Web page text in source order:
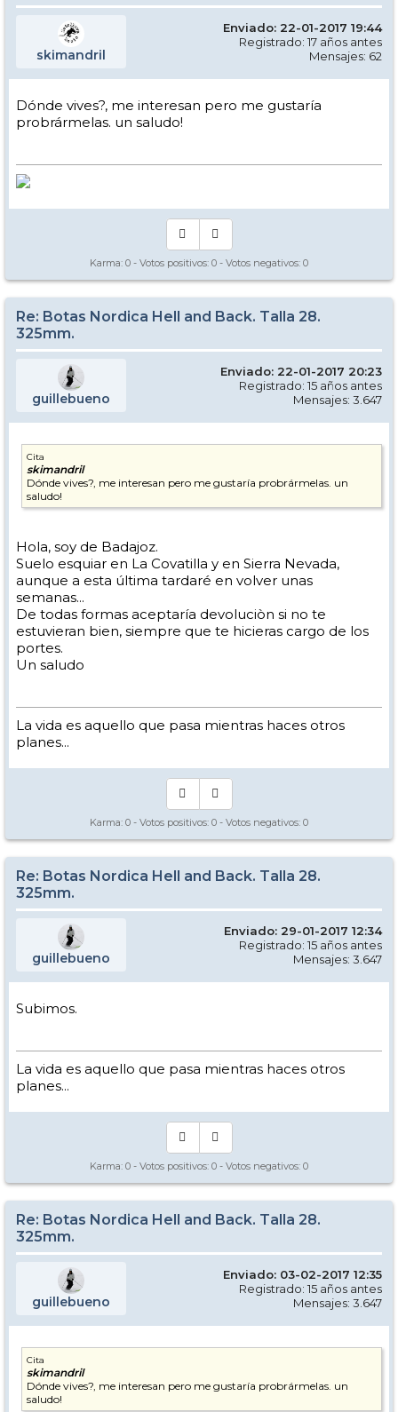
skimandril
Enviado: 22-01-2017 19:44
Registrado: 17 años antes
Mensajes: 62
Dónde vives?, me interesan pero me gustaría
probrármelas. un saludo!
Karma: 0 - Votos positivos: 0 - Votos negativos: 0
Re: Botas Nordica Hell and Back. Talla 28.
325mm.
guillebueno
Enviado: 22-01-2017 20:23
Registrado: 15 años antes
Mensajes: 3.647
Cita
skimandril
Dónde vives?, me interesan pero me gustaría probrármelas. un
saludo!
Hola, soy de Badajoz.
Suelo esquiar en La Covatilla y en Sierra Nevada,
aunque a esta última tardaré en volver unas
semanas...
De todas formas aceptaría devoluciòn si no te
estuvieran bien, siempre que te hicieras cargo de los
portes.
Un saludo
La vida es aquello que pasa mientras haces otros
planes...
Karma: 0 - Votos positivos: 0 - Votos negativos: 0
Re: Botas Nordica Hell and Back. Talla 28.
325mm.
guillebueno
Enviado: 29-01-2017 12:34
Registrado: 15 años antes
Mensajes: 3.647
Subimos.
La vida es aquello que pasa mientras haces otros
planes...
Karma: 0 - Votos positivos: 0 - Votos negativos: 0
Re: Botas Nordica Hell and Back. Talla 28.
325mm.
guillebueno
Enviado: 03-02-2017 12:35
Registrado: 15 años antes
Mensajes: 3.647
Cita
skimandril
Dónde vives?, me interesan pero me gustaría probrármelas. un
saludo!